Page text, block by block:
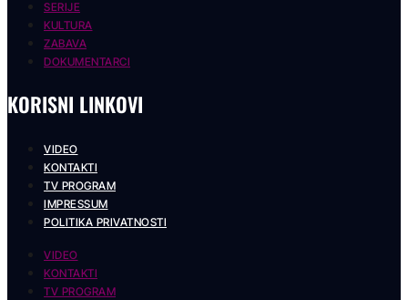
SERIJE
KULTURA
ZABAVA
DOKUMENTARCI
KORISNI LINKOVI
VIDEO
KONTAKTI
TV PROGRAM
IMPRESSUM
POLITIKA PRIVATNOSTI
VIDEO
KONTAKTI
TV PROGRAM